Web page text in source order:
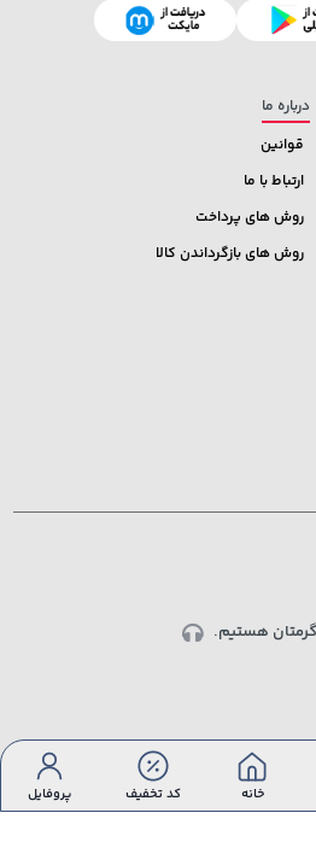
درباره ما
قوانین
ارتباط با ما
روش های پرداخت
روش های بازگرداندن کالا
خانه کد تخفیف پروفایل